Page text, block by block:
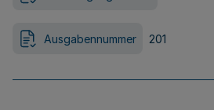
Ausgabennummer 201